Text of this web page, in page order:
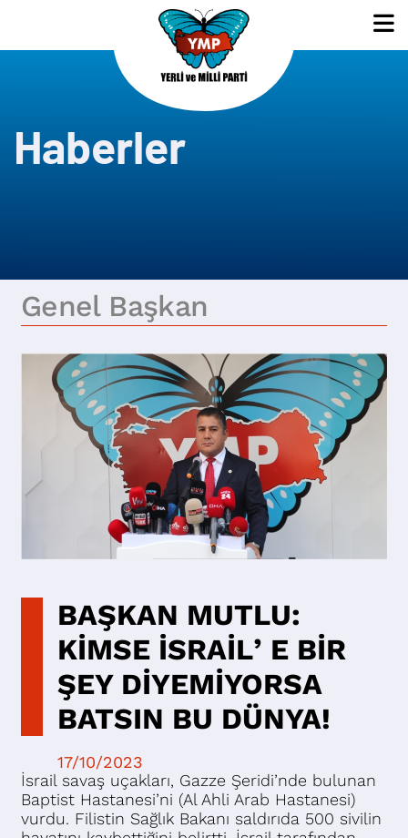
Haberler
Genel Başkan
BAŞKAN MUTLU:
KİMSE İSRAİLʼE BİR
ŞEY DİYEMİYORSA
BATSIN BU DÜNYA!
17/10/2023
İsrail savaş uçakları, Gazze Şeridi’nde bulunan
Baptist Hastanesi’ni (Al Ahli Arab Hastanesi)
vurdu. Filistin Sağlık Bakanı saldırıda 500 sivilin